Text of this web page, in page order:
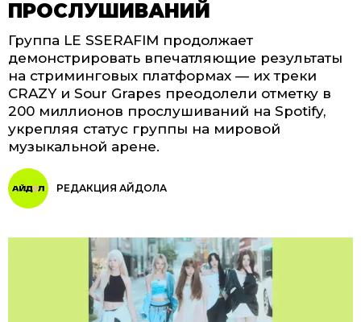
ПРОСЛУШИВАНИЙ
Группа LE SSERAFIM продолжает
демонстрировать впечатляющие результаты
на стриминговых платформах — их треки
CRAZY и Sour Grapes преодолели отметку в
200 миллионов прослушиваний на Spotify,
укрепляя статус группы на мировой
музыкальной арене.
РЕДАКЦИЯ АЙДОЛА